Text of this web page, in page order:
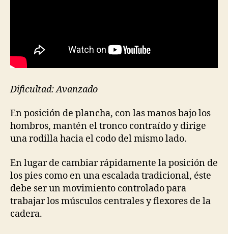
Dificultad: Avanzado
En posición de plancha, con las manos bajo los
hombros, mantén el tronco contraído y dirige
una rodilla hacia el codo del mismo lado.
En lugar de cambiar rápidamente la posición de
los pies como en una escalada tradicional, éste
debe ser un movimiento controlado para
trabajar los músculos centrales y flexores de la
cadera.